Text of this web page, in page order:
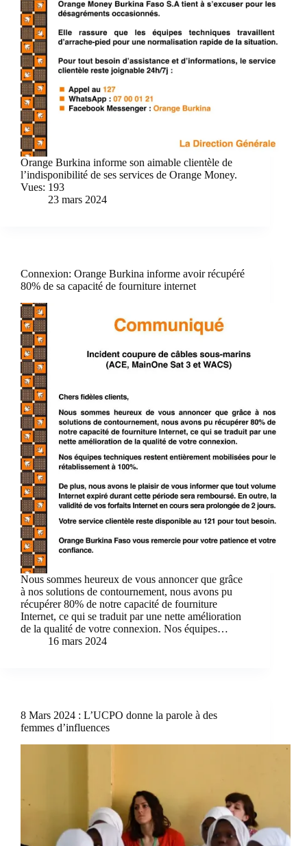
Orange Burkina informe son aimable clientèle de
l’indisponibilité de ses services de Orange Money.
Vues: 193
23 mars 2024
Connexion: Orange Burkina informe avoir récupéré
80% de sa capacité de fourniture internet
Nous sommes heureux de vous annoncer que grâce
à nos solutions de contournement, nous avons pu
récupérer 80% de notre capacité de fourniture
Internet, ce qui se traduit par une nette amélioration
de la qualité de votre connexion. Nos équipes…
16 mars 2024
8 Mars 2024 : L’UCPO donne la parole à des
femmes d’influences